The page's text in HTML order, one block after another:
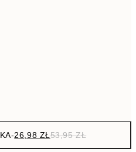
-26,98 ZŁ 53,95 ZŁ